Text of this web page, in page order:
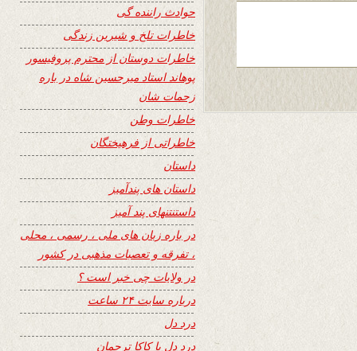
حوادث راننده گی
خاطرات تلخ و شیرین زندگی
خاطرات دوستان از محترم پروفیسور
پوهاند استاد میرحسین شاه در باره
زحمات شان
خاطرات وطن
خاطراتی از فرهیختگان
داستان
داستان های پندآمیز
داستنتنهای پند آمیز
در باره زبان های ملی ، رسمی ، محلی
، تفرقه و تعصبات مذهبی در کشور
در ولایات چی خبر است ؟
درباره سایت ۲۴ ساعت
درد دل
درد دل با کاکا ترجمان